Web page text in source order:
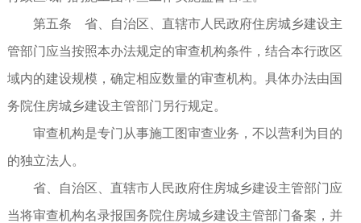
第五条 省、自治区、直辖市人民政府住房城乡建设主
管部门应当按照本办法规定的审查机构条件，结合本行政区
域内的建设规模，确定相应数量的审查机构。具体办法由国
务院住房城乡建设主管部门另行规定。
审查机构是专门从事施工图审查业务，不以营利为目的
的独立法人。
省、自治区、直辖市人民政府住房城乡建设主管部门应
当将审查机构名录报国务院住房城乡建设主管部门备案，并